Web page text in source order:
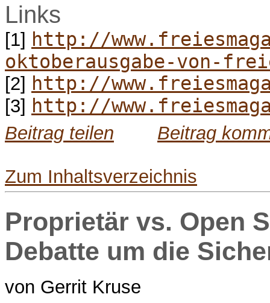
Links
[1] http://
oktoberausgabe-von-
[2] http://
[3] http://
Beitrag teilen Beitrag
Zum Inhaltsverzeichnis
Proprietär vs. Open
Debatte um die
von Gerrit Kruse